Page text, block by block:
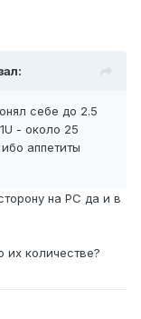
себе до 2.5
- около 25
аппетиты
на PC да и в
количестве?